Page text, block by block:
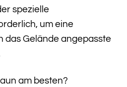
spezielle
um eine
das Gelände angepasste
am besten?